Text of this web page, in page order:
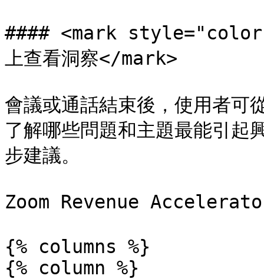
#### <mark style="color:
上查看洞察</mark>
會議或通話結束後，使用者可
了解哪些問題和主題最能引起
步建議。
Zoom Revenue
{% columns %}
{% column %}